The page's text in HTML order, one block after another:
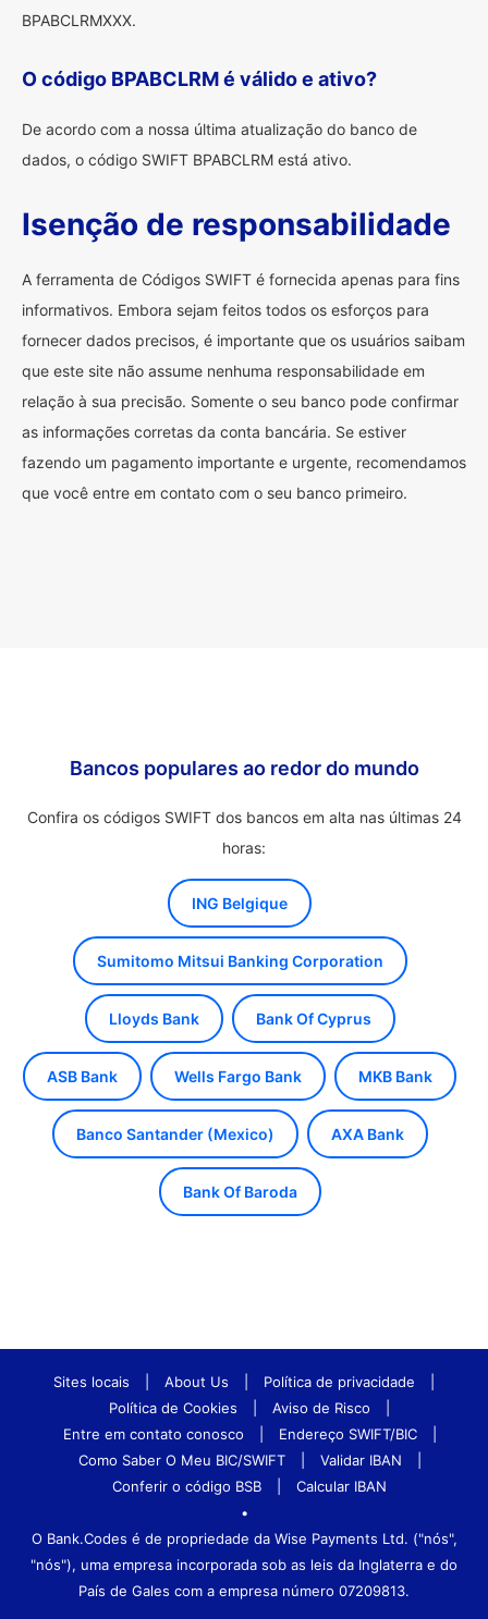
BPABCLRMXXX.
O código BPABCLRM é válido e ativo?
De acordo com a nossa última atualização do banco de
dados, o código SWIFT BPABCLRM está ativo.
Isenção de responsabilidade
A ferramenta de Códigos SWIFT é fornecida apenas para fins
informativos. Embora sejam feitos todos os esforços para
fornecer dados precisos, é importante que os usuários saibam
que este site não assume nenhuma responsabilidade em
relação à sua precisão. Somente o seu banco pode confirmar
as informações corretas da conta bancária. Se estiver
fazendo um pagamento importante e urgente, recomendamos
que você entre em contato com o seu banco primeiro.
Bancos populares ao redor do mundo
Confira os códigos SWIFT dos bancos em alta nas últimas 24
horas:
ING Belgique
Sumitomo Mitsui Banking Corporation
Lloyds Bank Bank Of Cyprus
ASB Bank Wells Fargo Bank MKB Bank
Banco Santander (Mexico) AXA Bank
Bank Of Baroda
Sites locais About Us Política de privacidade
Política de Cookies
Aviso de Risco
Entre em contato conosco
Endereço SWIFT/BIC
Como Saber O Meu BIC/SWIFT
Validar IBAN
Conferir o código BSB
Calcular IBAN
•
O Bank.Codes é de propriedade da Wise Payments Ltd. ("nós",
"nós"), uma empresa incorporada sob as leis da Inglaterra e do
País de Gales com a empresa número 07209813.